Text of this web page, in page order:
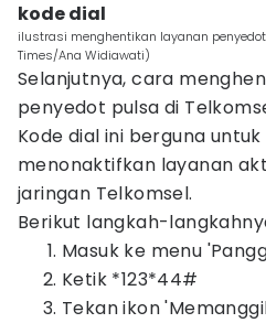
kode dial
ilustrasi menghentikan layanan
Times/Ana Widiawati)
Selanjutnya, cara
penyedot pulsa di
Kode dial ini berguna
menonaktifkan layanan
jaringan Telkomsel.
Berikut langkah-
Masuk ke menu
Ketik *123*44#
Tekan ikon